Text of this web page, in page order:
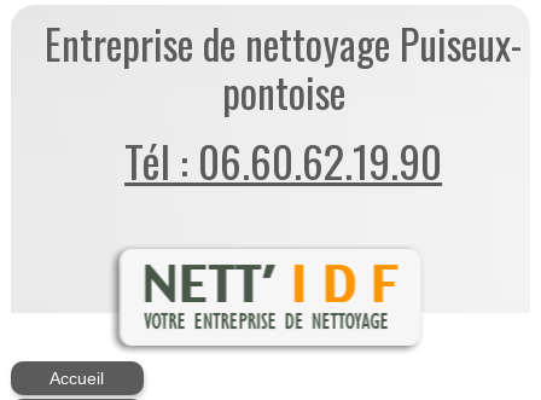
Entreprise de nettoyage Puiseux-
pontoise
Tél : 06.60.62.19.90
Accueil